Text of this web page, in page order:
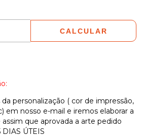
CALCULAR
personalização ( cor de impressão,
em nosso e-mail e iremos elaborar a
assim que aprovada a arte pedido
ÚTEIS